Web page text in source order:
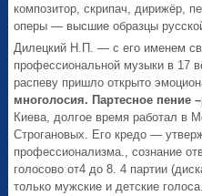
композитор, скрипач, дирижёр,
оперы — высшие образцы
Дилецкий Н.П. — с его именем
профессиональной музыки в 17
распеву пришло открыто
многолосия. Партесное пение –
Киева, долгое время работал в
Строгановых. Его кредо —
профессионализма., сознание
голосово от4 до 8. 4 партии
только мужские и детские